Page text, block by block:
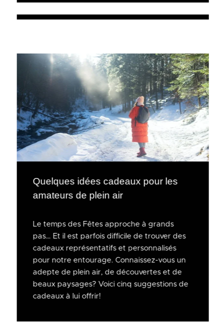
Quelques idées cadeaux pour les
amateurs de plein air
Le temps des Fêtes approche à grands
pas… Et il est parfois difficile de trouver des
cadeaux représentatifs et personnalisés
pour notre entourage. Connaissez-vous un
adepte de plein air, de découvertes et de
beaux paysages? Voici cinq suggestions de
cadeaux à lui offrir!